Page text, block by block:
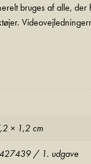
bruges af alle,
× 1,2 cm
/ 1. udgave